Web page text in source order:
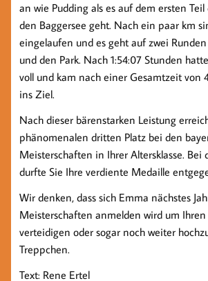
an wie Pudding als es auf dem ersten Teil
den Baggersee geht. Nach ein paar km
eingelaufen und es geht auf zwei
und den Park. Nach 1:54:07 Stunden
voll und kam nach einer Gesamtzeit von
ins Ziel.
Nach dieser bärenstarken Leistung
phänomenalen dritten Platz bei den
Meisterschaften in Ihrer Altersklasse. Bei
durfte Sie Ihre verdiente Medaille
Wir denken, dass sich Emma nächstes
Meisterschaften anmelden wird um
verteidigen oder sogar noch weiter
Treppchen.
Text: Rene Ertel